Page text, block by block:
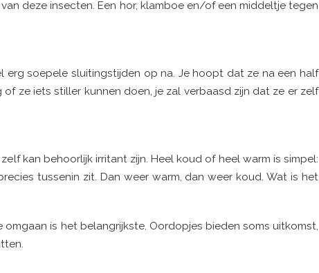
deze insecten. Een hor, klamboe en/of een middeltje tegen
soepele sluitingstijden op na. Je hoopt dat ze na een half
ze iets stiller kunnen doen, je zal verbaasd zijn dat ze er zelf
kan behoorlijk irritant zijn. Heel koud of heel warm is simpel:
tussenin zit. Dan weer warm, dan weer koud. Wat is het
is het belangrijkste. Oordopjes bieden soms uitkomst,